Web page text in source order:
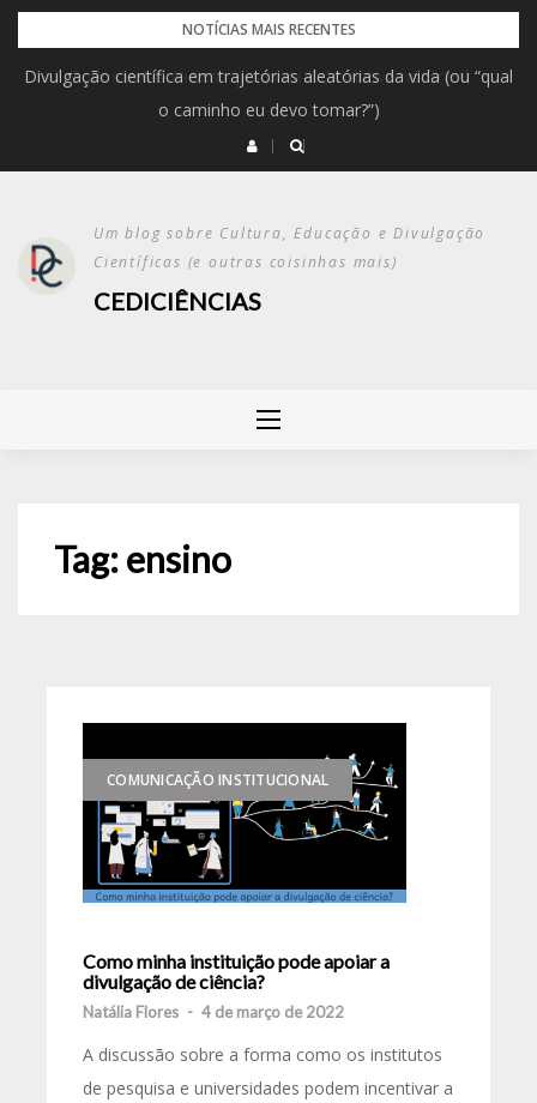
NOTÍCIAS MAIS RECENTES
Todos pelas vacinas: por uma DC coletiva no Brasil
Divulgação científica em trajetórias aleatórias da vida (ou “qual
o caminho eu devo tomar?”)
Um blog sobre Cultura, Educação e Divulgação
Científicas (e outras coisinhas mais)
CEDICIÊNCIAS
Tag:ensino
COMUNICAÇÃO INSTITUCIONAL
Como minha instituição pode apoiar a
divulgação de ciência?
Natália Flores - 4 de março de 2022
A discussão sobre a forma como os institutos
de pesquisa e universidades podem incentivar a